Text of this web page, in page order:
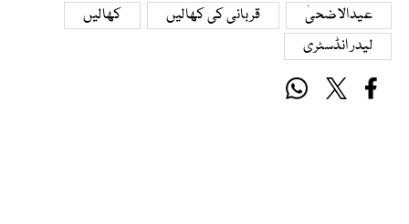
عیدالاضحیٰ قربانی کی کھالیں
کھالیں
لیدر انڈسٹری